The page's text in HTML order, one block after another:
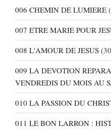
006 CHEMIN DE LUMIERE
007 ETRE MARIE POUR
008 L'AMOUR DE JESUS
009 LA DEVOTION
VENDREDIS DU MOIS AU
010 LA PASSION DU
011 LE BON LARRON :